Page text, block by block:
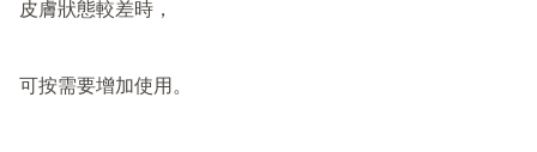
皮膚狀態較差時，
可按需要增加使用。